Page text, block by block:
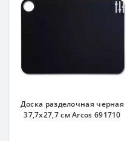
Доска разделочная черная
37,7х27,7 см Arcos 691710